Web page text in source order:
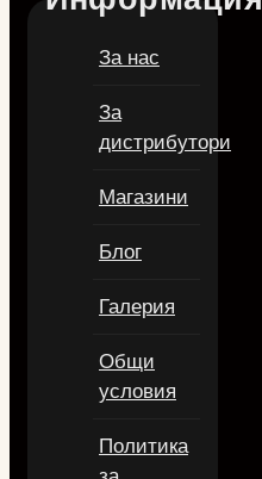
За нас
За
дистрибутори
Магазини
Блог
Галерия
Общи
условия
Политика